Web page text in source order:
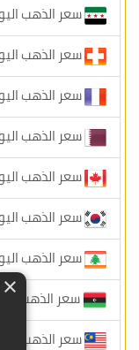
سعر الذهب
سعر الذهب
سعر الذهب
سعر الذهب
سعر الذهب
سعر الذهب
سعر الذهب
سعر الذهب
سعر الذهب
×